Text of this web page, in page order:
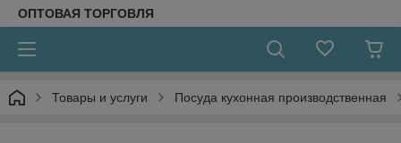
ОПТОВАЯ ТОРГОВЛЯ
Товары и услуги Посуда кухонная производственная